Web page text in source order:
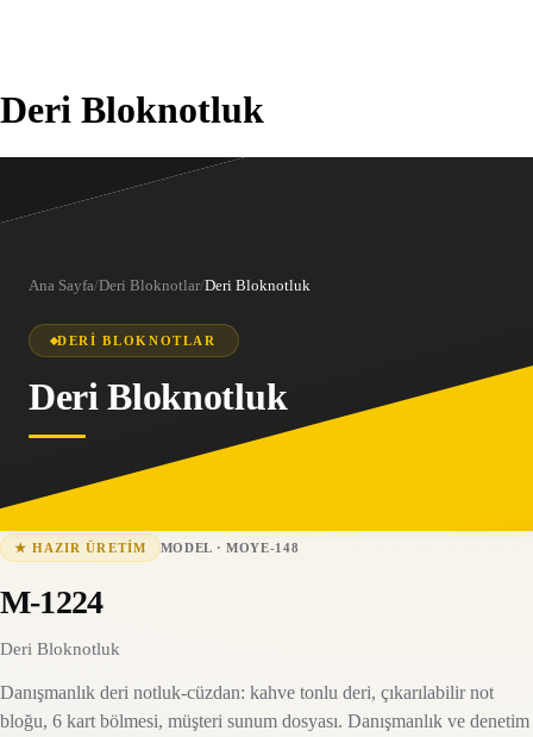
Deri Bloknotluk
Ana Sayfa/Deri Bloknotlar/Deri Bloknotluk
DERI BLOKNOTLAR
Deri Bloknotluk
★HAZIR ÜRETIM MODEL ·MOYE-148
M-1224
Deri Bloknotluk
Danışmanlık deri notluk-cüzdan: kahve tonlu deri, çıkarılabilir not
bloğu, 6 kart bölmesi, müşteri sunum dosyası. Danışmanlık ve denetim